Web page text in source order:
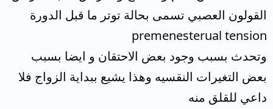
القولون العصبي تسمى بحالة توتر ما قبل الدورة
premenesterual tension
وتحدث بسبب وجود بعض الاحتقان و ايضا بسبب
بعض التغيرات النقسيه وهذا يشيع ببداية الزواج فلا
داعي للقلق منه